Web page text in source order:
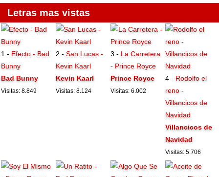
Letras mas vistas
1 - Efecto - Bad
Bunny
Bad Bunny
Visitas: 8.849
2 -San Lucas -
Kevin Kaarl
Kevin Kaarl
Visitas: 8.124
3 - La Carretera
- Prince Royce
Prince Royce
Visitas: 6.002
4 - Rodolfo el
reno -
Villancicos de
Navidad
Villancicos de
Navidad
Visitas: 5.706